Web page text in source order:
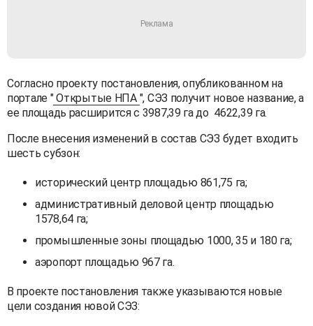
Согласно проекту постановления, опубликованном на
портале " Открытые НПА ", СЭЗ получит новое название, а
ее площадь расширится с 3987,39 га до 4622,39 га.
После внесения изменений в состав СЭЗ будет входить
шесть субзон:
исторический центр площадью 861,75 га;
административный деловой центр площадью
1578,64 га;
промышленные зоны площадью 1000, 35 и 180 га;
аэропорт площадью 967 га.
В проекте постановления также указываются новые
цели создания новой СЭЗ: